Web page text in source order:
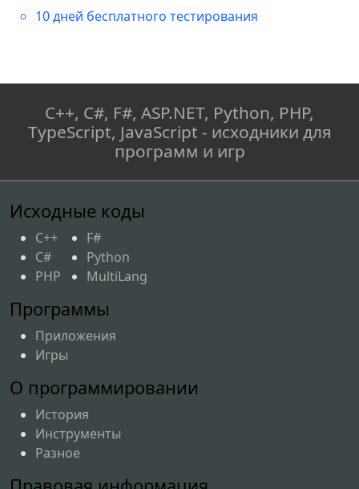
10 дней бесплатного тестирования
C++, C#, F#, ASP.NET, Python, PHP,
TypeScript, JavaScript - исходники для
программ и игр
Исходные коды
C++
C#
PHP
F#
Python
MultiLang
Программы
Приложения
Игры
О программировании
История
Инструменты
Разное